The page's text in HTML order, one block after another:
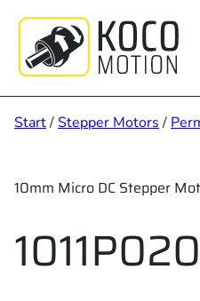
springen
Start/Stepper Motors /
10mm Micro DC Stepper